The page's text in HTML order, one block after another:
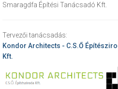
Smaragdfa Építési Tanácsadó Kft.
Tervezői tanácsadás:
Kondor Architects - C.S.Ő
Kft.